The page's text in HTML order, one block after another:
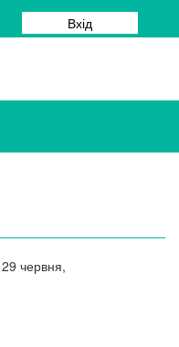
Вхід
29 червня,